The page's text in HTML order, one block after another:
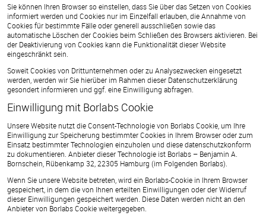
Sie können Ihren Browser so einstellen, dass Sie über das Setzen von Cookies
informiert werden und Cookies nur im Einzelfall erlauben, die Annahme von
Cookies für bestimmte Fälle oder generell ausschließen sowie das
automatische Löschen der Cookies beim Schließen des Browsers aktivieren. Bei
der Deaktivierung von Cookies kann die Funktionalität dieser Website
eingeschränkt sein.
Soweit Cookies von Drittunternehmen oder zu Analysezwecken eingesetzt
werden, werden wir Sie hierüber im Rahmen dieser Datenschutzerklärung
gesondert informieren und ggf. eine Einwilligung abfragen.
Einwilligung mit Borlabs Cookie
Unsere Website nutzt die Consent-Technologie von Borlabs Cookie, um Ihre
Einwilligung zur Speicherung bestimmter Cookies in Ihrem Browser oder zum
Einsatz bestimmter Technologien einzuholen und diese datenschutzkonform
zu dokumentieren. Anbieter dieser Technologie ist Borlabs – Benjamin A.
Bornschein, Rübenkamp 32, 22305 Hamburg (im Folgenden Borlabs).
Wenn Sie unsere Website betreten, wird ein Borlabs-Cookie in Ihrem Browser
gespeichert, in dem die von Ihnen erteilten Einwilligungen oder der Widerruf
dieser Einwilligungen gespeichert werden. Diese Daten werden nicht an den
Anbieter von Borlabs Cookie weitergegeben.